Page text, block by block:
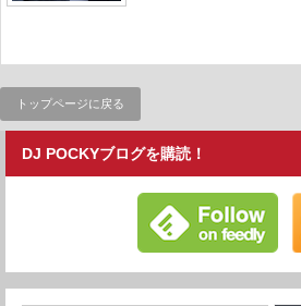
トップページに戻る
DJ POCKYブログを購読！